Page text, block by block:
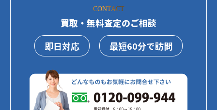
CONTACT
買取・無料査定のご相談
即日対応
最短60分で訪問